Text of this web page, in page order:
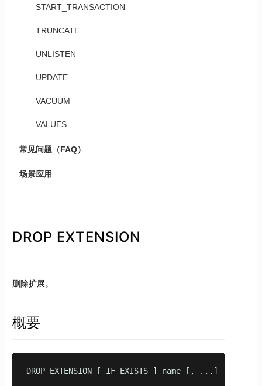
START_TRANSACTION
TRUNCATE
UNLISTEN
UPDATE
VACUUM
VALUES
常见问题（FAQ）
场景应用
DROP EXTENSION
删除扩展。
概要
DROP EXTENSION [ IF EXISTS ] name [, ...] [